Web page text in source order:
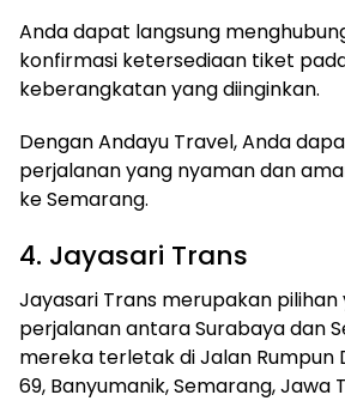
Anda dapat langsung
konfirmasi ketersediaan tiket
keberangkatan yang diinginkan.
Dengan Andayu Travel, Anda
perjalanan yang nyaman dan
ke Semarang.
4. Jayasari Trans
Jayasari Trans merupakan
perjalanan antara Surabaya dan
mereka terletak di Jalan Rumpun
69, Banyumanik, Semarang, Jawa